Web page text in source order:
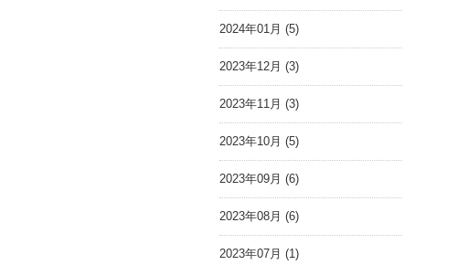
2024年01月 (5)
2023年12月 (3)
2023年11月 (3)
2023年10月 (5)
2023年09月 (6)
2023年08月 (6)
2023年07月 (1)